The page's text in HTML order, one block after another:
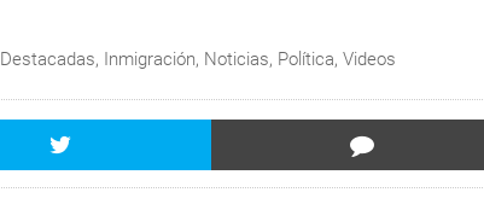
Destacadas, Inmigración, Noticias, Política,Videos